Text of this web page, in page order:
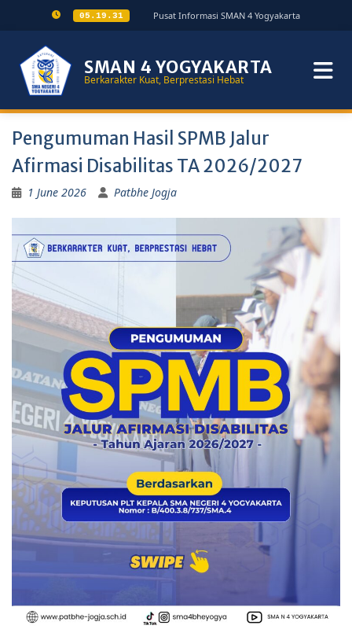
05.19.31 Pusat Informasi SMAN 4 Yogyakarta
SMAN 4 YOGYAKARTA
Berkarakter Kuat, Berprestasi Hebat
Pengumuman Hasil SPMB Jalur
Afirmasi Disabilitas TA 2026/2027
1 June 2026 Patbhe Jogja